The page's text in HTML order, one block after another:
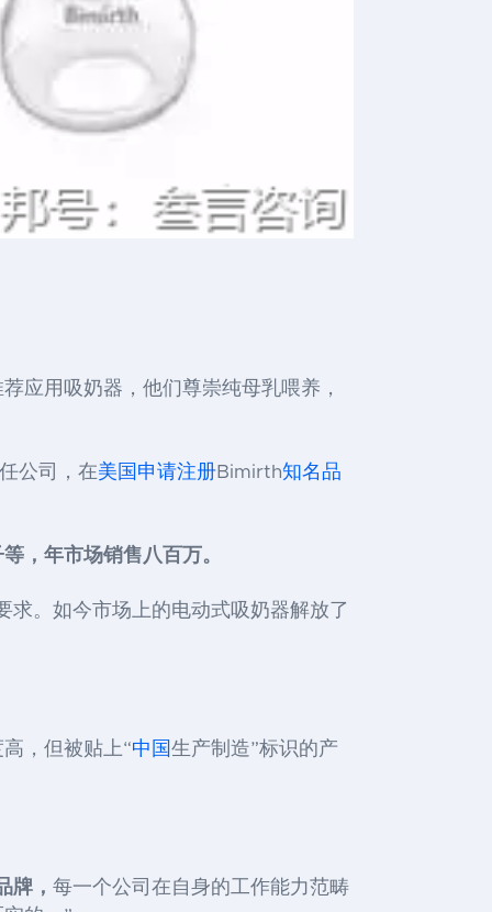
应用吸奶器，他们尊崇纯母乳喂养，
公司，在美国 申请注册Bimirth知名品
，年市场销售八百万。
求。如今市场上的电动式吸奶器解放了
，但被贴上“中国生产制造”标识的产
牌， 每一个公司在自身的工作能力范畴